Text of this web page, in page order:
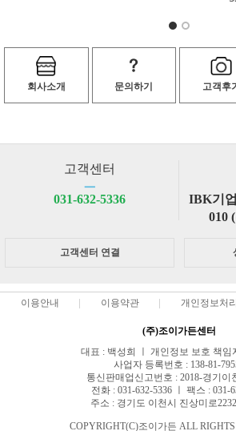
회사소개 문의하기 고객후기
고객센터
ㅡ
031-632-5336
IBK기
010
고객센터 연결
이용안내 이용약관 개인정보처
(주)조이가든센터
대표 : 백성희 ㅣ 개인정보 보호 책임
사업자 등록번호 : 138-81-
통신판매업신고번호 : 2018-경기이
전화 : 031-632-5336 ㅣ 팩스 : 031-
주소 : 경기도 이천시 진상미로
COPYRIGHT(C)조이가든 ALL RIGHTS